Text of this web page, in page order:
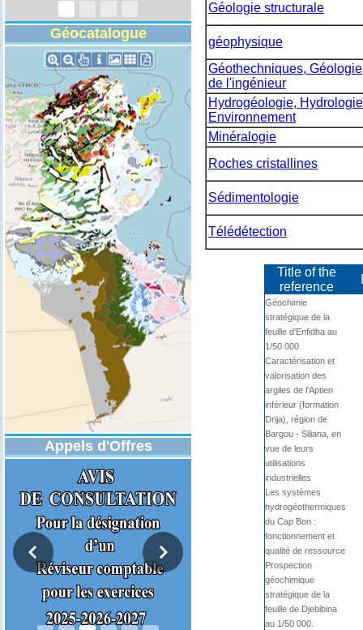
Géocatalogue
Appels d'Offres
DESIGNATION D’UN REVISEUR
COMPTABLE POUR LES
EXERCICES 2025-2026-2027
Géologie structurale
géophysique
Géothechniques, Géologie
de l'ingénieur
Hydrogéologie,
Environnement
Minéralogie
Roches cristallines
Sédimentologie
Télédétection
Title of the
reference
Géochimie
stratégique de la
feuille d'Enfidha au
1/50 000
Caractérisation et
valorisation des
argiles de l'Aptien
inférieur (formation
Drija), région de
Bargou - Siliana, en
vue de leurs
utilisations
industrielles
Les systèmes
hydrogéothermiques
du Cap Bon :
fonctionnement et
qualité de ressource
Prospection
géochimique
stratégique de la
feuille de Djebibina
au 1/50 000.